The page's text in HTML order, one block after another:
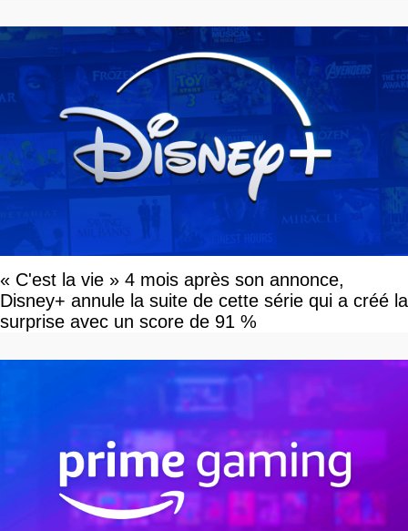
« C'est la vie » 4 mois après son annonce,
Disney+ annule la suite de cette série qui a créé la
surprise avec un score de 91 %